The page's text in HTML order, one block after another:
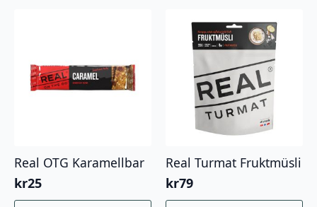
Real OTG Karamellbar
kr25
Real Turmat Fruktmüsli
kr79